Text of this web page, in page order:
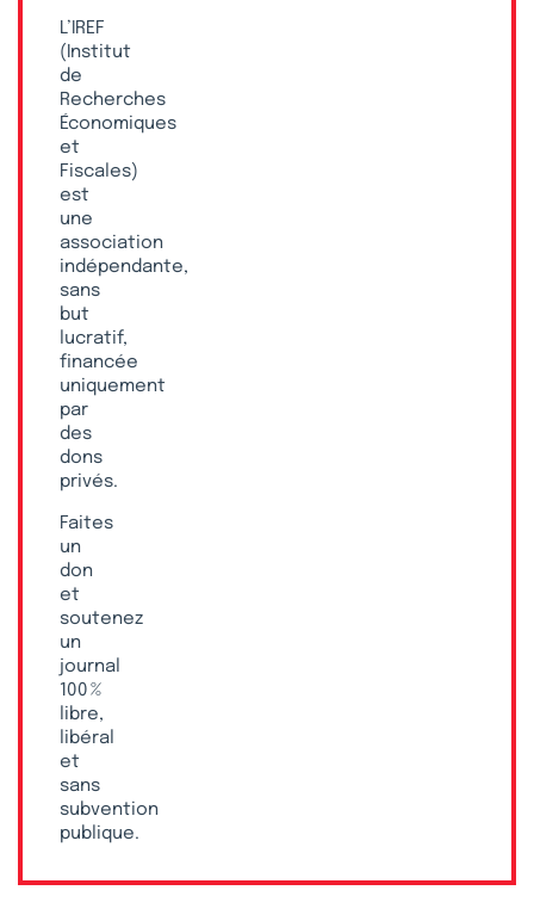
L’IREF
(Institut
de
Recherches
Économiques
et
Fiscales)
est
une
association
indépendante,
sans
but
lucratif,
financée
uniquement
par
des
dons
privés.
Faites
un
don
et
soutenez
un
journal
100 %
libre,
libéral
et
sans
subvention
publique.